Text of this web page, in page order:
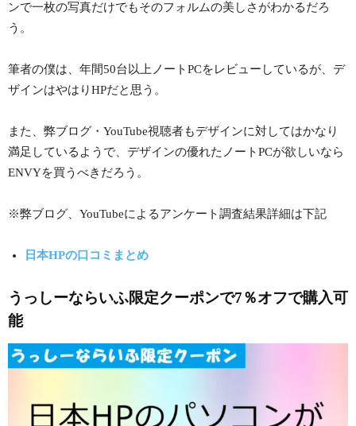
ンで一枚の写真だけでもそのフォルムの美しさがわかるだろ
う。
筆者の僕は、年間50台以上ノートPCをレビューしているが、デ
ザインはやはりHPだと思う。
また、弊ブログ・YouTube視聴者もデザインに対してはかなり
満足しているようで、デザインの優れたノートPCが欲しいなら
ENVYを買うべきだろう。
※弊ブログ、YouTubeによるアンケート調査結果詳細は下記
日本HPの口コミまとめ
うっしーならいふ限定クーポンで7％オフで購入可
能